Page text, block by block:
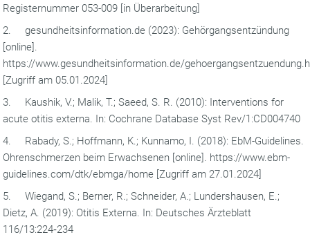
Registernummer 053-009 [in Überarbeitung]
2. gesundheitsinformation.de (2023): Gehörgangsentzündung
[online].
https://www.gesundheitsinformation.de/
[Zugriff am 05.01.2024]
3. Kaushik, V.; Malik, T.; Saeed, S. R. (2010): Interventions for
acute otitis externa. In: Cochrane Database Syst Rev/1:CD004740
4. Rabady, S.; Hoffmann, K.; Kunnamo, I. (2018): EbM-Guidelines.
Ohrenschmerzen beim Erwachsenen [online]. https://www.ebm-
guidelines.com/dtk/ebmga/home [Zugriff am 27.01.2024]
5. Wiegand, S.; Berner, R.; Schneider, A.; Lundershausen, E.;
Dietz, A. (2019): Otitis Externa. In: Deutsches Ärzteblatt
116/13:224‐234